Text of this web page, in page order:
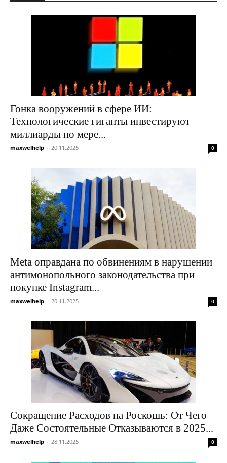
Гонка вооружений в сфере ИИ:
Технологические гиганты инвестируют
миллиарды по мере...
maxwelhelp - 20.11.2025 0
Meta оправдана по обвинениям в нарушении
антимонопольного законодательства при
покупке Instagram...
maxwelhelp - 20.11.2025 0
Сокращение Расходов на Роскошь: От Чего
Даже Состоятельные Отказываются в 2025...
maxwelhelp - 28.11.2025 0